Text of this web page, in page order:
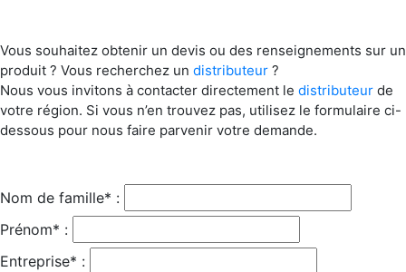
Vous souhaitez obtenir un devis ou des renseignements sur un
produit ? Vous recherchez un distributeur ?
Nous vous invitons à contacter directement le distributeur de
votre région. Si vous n’en trouvez pas, utilisez le formulaire ci-
dessous pour nous faire parvenir votre demande.
Nom de famille* :
Prénom* :
Entreprise* :